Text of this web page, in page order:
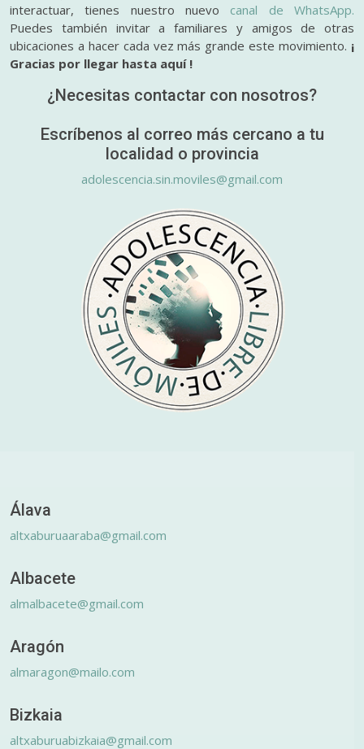
interactuar, tienes nuestro nuevo canal de WhatsApp.
Puedes también invitar a familiares y amigos de otras
ubicaciones a hacer cada vez más grande este movimiento. ¡
Gracias por llegar hasta aquí !
¿Necesitas contactar con nosotros?
Escríbenos al correo más cercano a tu
localidad o provincia
adolescencia.sin.moviles@gmail.com
Álava
altxaburuaaraba@gmail.com
Albacete
almalbacete@gmail.com
Aragón
almaragon@mailo.com
Bizkaia
altxaburuabizkaia@gmail.com